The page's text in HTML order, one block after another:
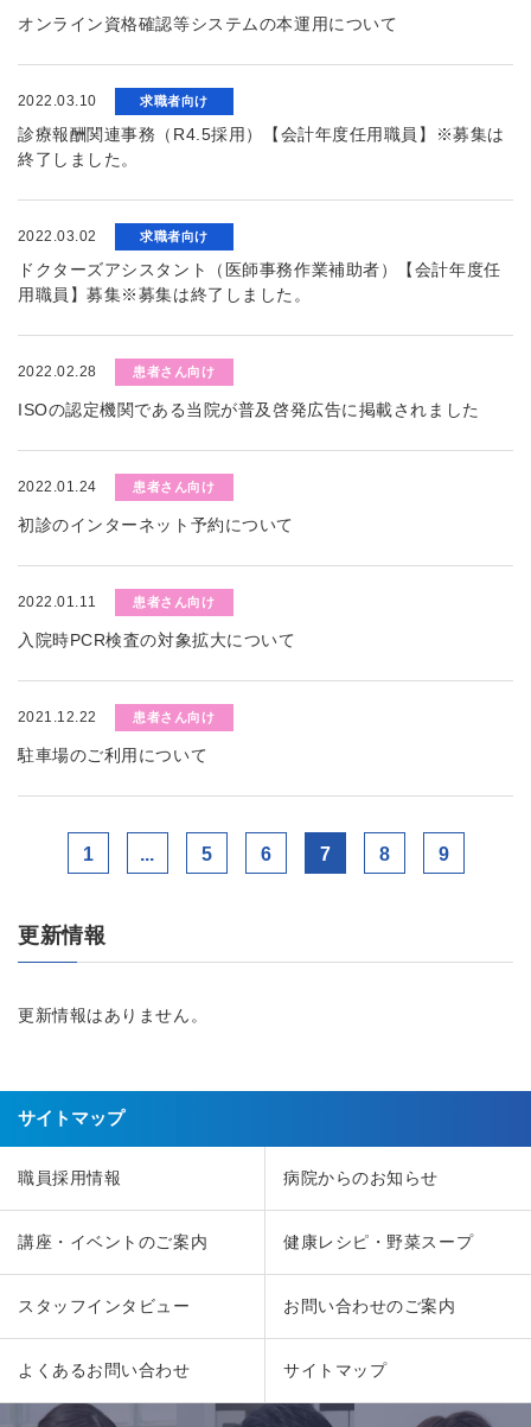
オンライン資格確認等システムの本運用について
2022.03.10 求職者向け
診療報酬関連事務（R4.5採用）【会計年度任用職員】※募集は
終了しました。
2022.03.02 求職者向け
ドクターズアシスタント（医師事務作業補助者）【会計年度任
用職員】募集※募集は終了しました。
2022.02.28 患者さん向け
ISOの認定機関である当院が普及啓発広告に掲載されました
2022.01.24 患者さん向け
初診のインターネット予約について
2022.01.11 患者さん向け
入院時PCR検査の対象拡大について
2021.12.22 患者さん向け
駐車場のご利用について
1 ... 5 6 7 8 9
更新情報
更新情報はありません。
サイトマップ
職員採用情報 病院からのお知らせ
講座・イベントのご案内 健康レシピ・野菜スープ
スタッフインタビュー お問い合わせのご案内
よくあるお問い合わせ サイトマップ